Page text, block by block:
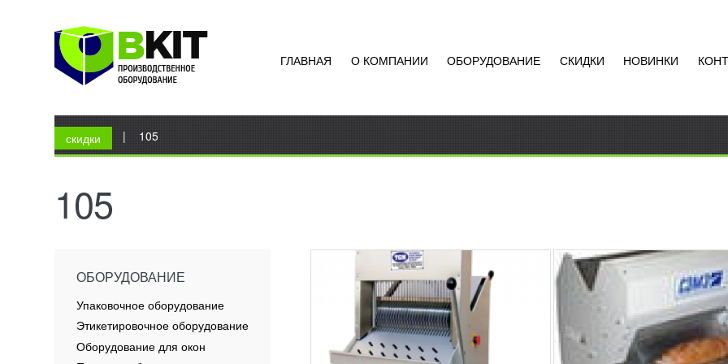
ГЛАВНАЯ О КОМПАНИИ ОБОРУДОВАНИЕ СКИДКИ НОВИНКИ
Вы здесь
Главная | 105
105
136 762RUB
Хлеборезка CRV EDM 001
Оборудование применяется для
непрерывного процесса нарезания
111 318RUB
Ручная хлеборезная машина
Junior 42 Хлеборезная ручная
машина EVA Junior 42
КАМЕРНАЯ ТЕРМОУСАДОЧНАЯ
ОБОРУДОВАНИЕ
Упаковочное оборудование
Этикетировочное оборудование
Оборудование для окон
скидки